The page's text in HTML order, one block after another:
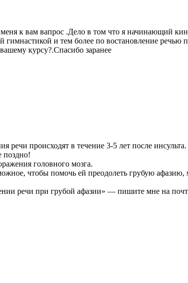
к вам вапрос .Дело в том что я начинающий
и тем более по востановление речью
курсу?.Спасибо заранее
речи происходят в течение 3-5 лет после
поздно!
головного мозга.
чтобы помочь ей преодолеть грубую
речи при грубой афазии» — пишите мне на